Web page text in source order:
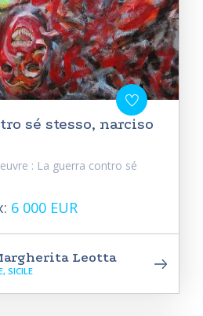
sé stesso, narciso
: La guerra contro sé
6 000 EUR
Leotta
SICILE